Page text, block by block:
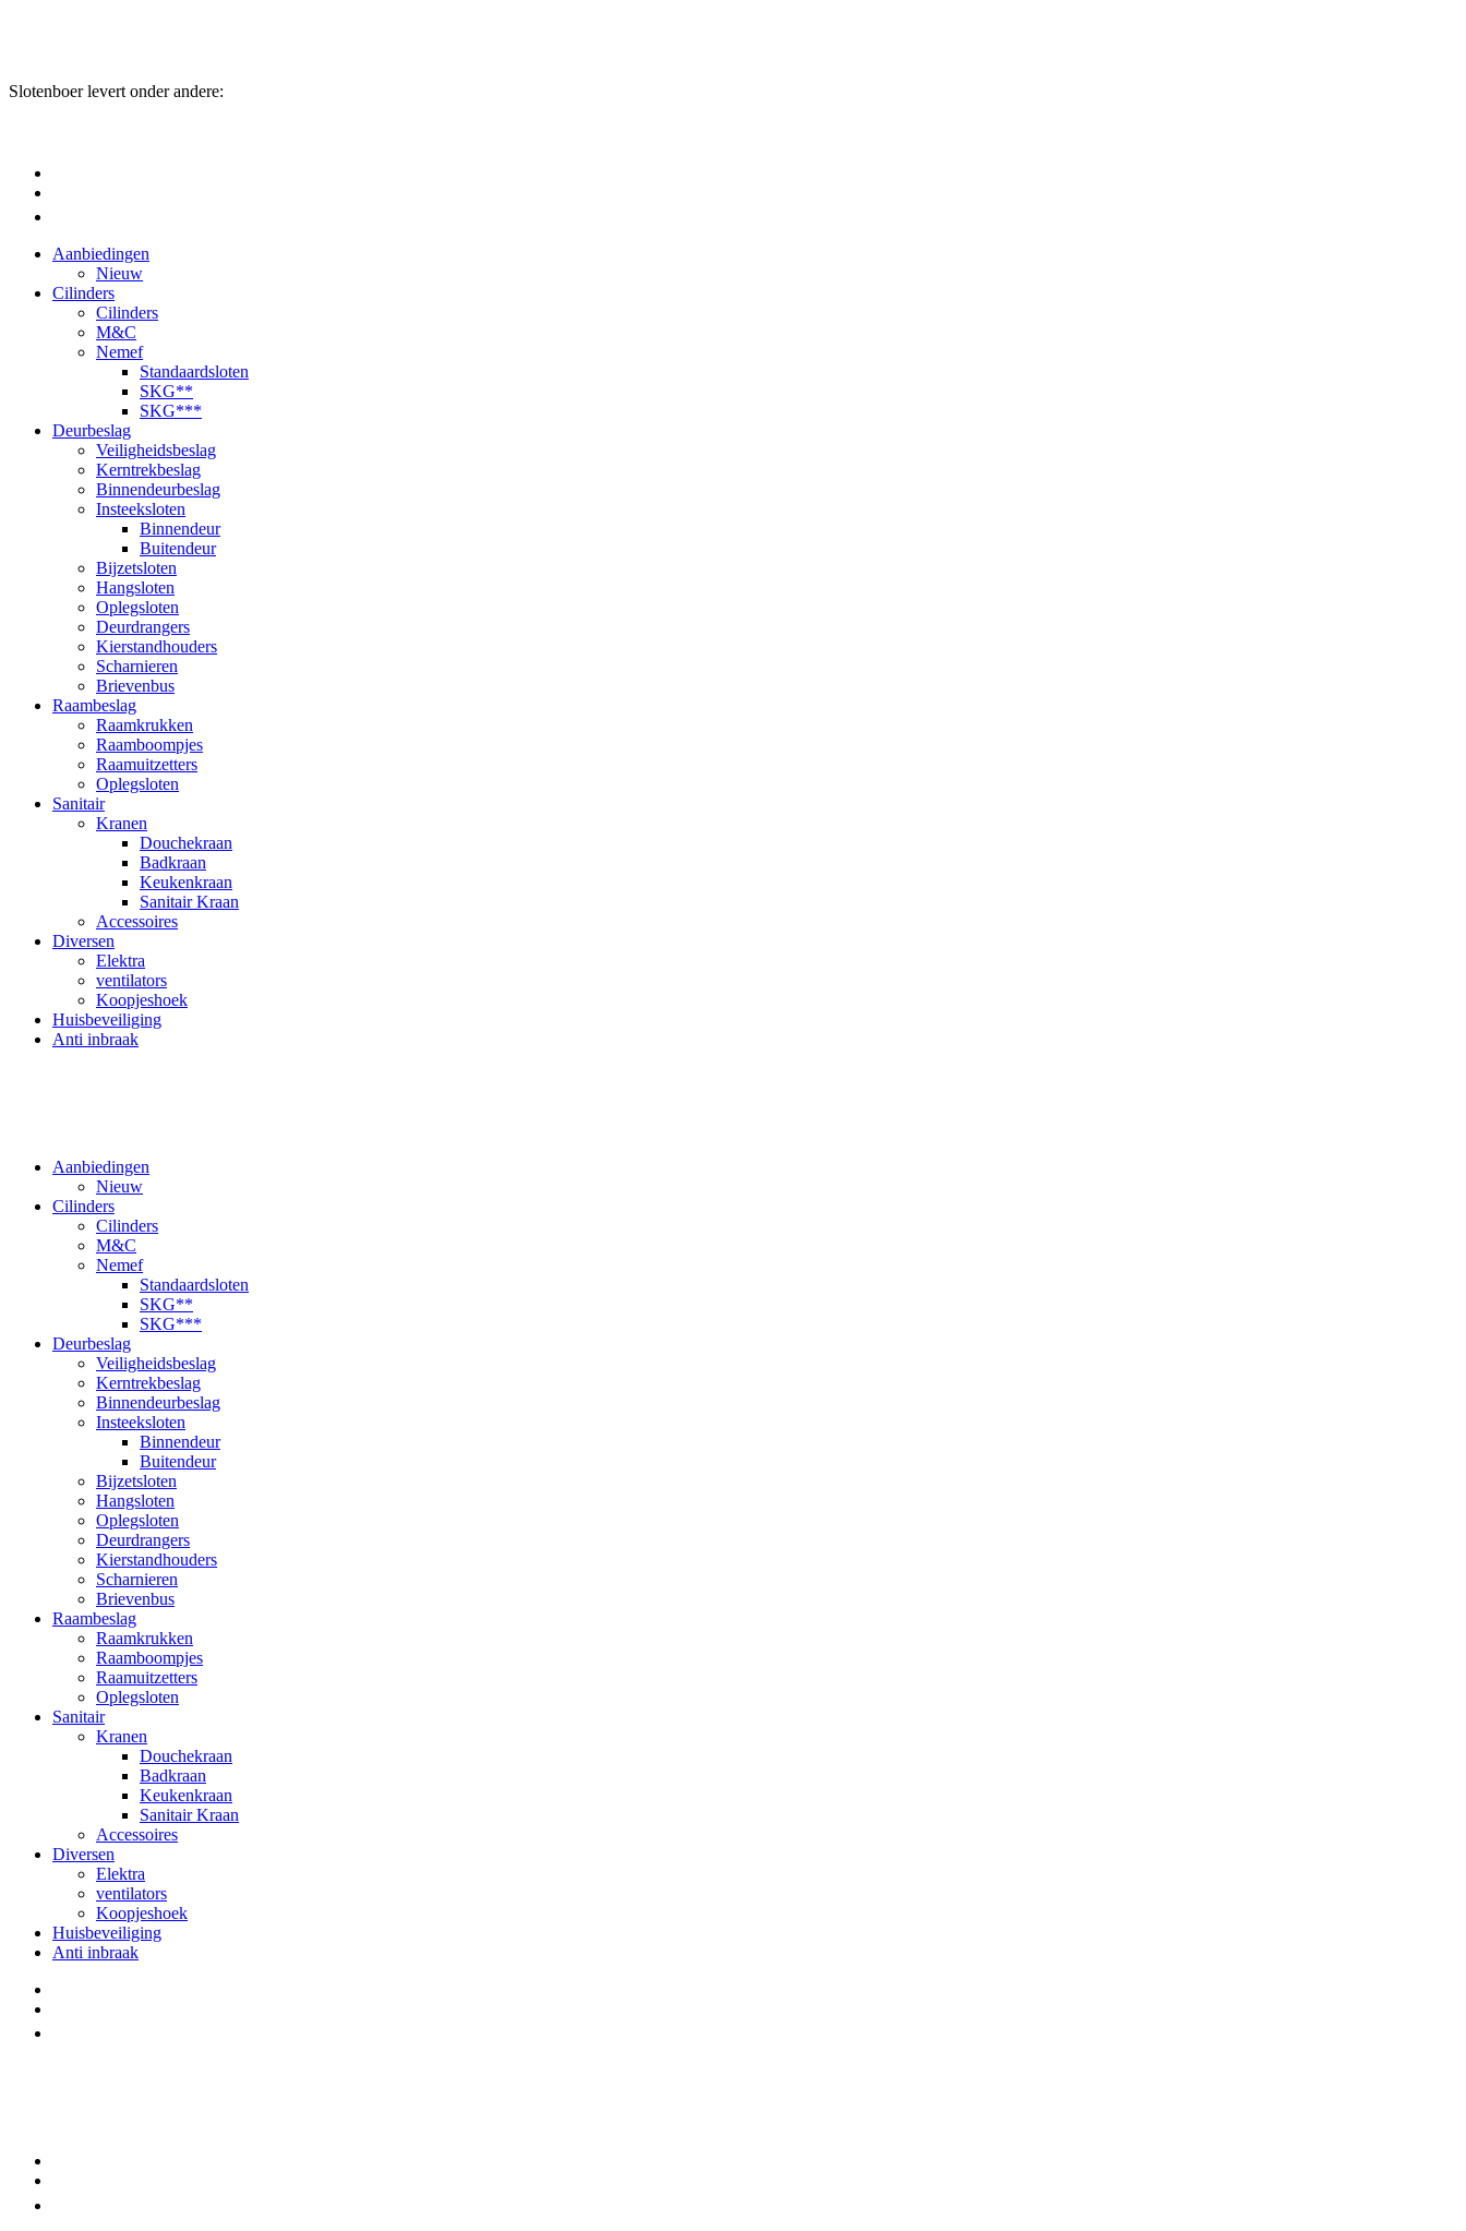
Slotenboer levert onder andere:
Aanbiedingen
Nieuw
Cilinders
Cilinders
M&C
Nemef
Standaardsloten
SKG**
SKG***
Deurbeslag
Veiligheidsbeslag
Kerntrekbeslag
Binnendeurbeslag
Insteeksloten
Binnendeur
Buitendeur
Bijzetsloten
Hangsloten
Oplegsloten
Deurdrangers
Kierstandhouders
Scharnieren
Brievenbus
Raambeslag
Raamkrukken
Raamboompjes
Raamuitzetters
Oplegsloten
Sanitair
Kranen
Douchekraan
Badkraan
Keukenkraan
Sanitair Kraan
Accessoires
Diversen
Elektra
ventilators
Koopjeshoek
Huisbeveiliging
Anti inbraak
Aanbiedingen
Nieuw
Cilinders
Cilinders
M&C
Nemef
Standaardsloten
SKG**
SKG***
Deurbeslag
Veiligheidsbeslag
Kerntrekbeslag
Binnendeurbeslag
Insteeksloten
Binnendeur
Buitendeur
Bijzetsloten
Hangsloten
Oplegsloten
Deurdrangers
Kierstandhouders
Scharnieren
Brievenbus
Raambeslag
Raamkrukken
Raamboompjes
Raamuitzetters
Oplegsloten
Sanitair
Kranen
Douchekraan
Badkraan
Keukenkraan
Sanitair Kraan
Accessoires
Diversen
Elektra
ventilators
Koopjeshoek
Huisbeveiliging
Anti inbraak